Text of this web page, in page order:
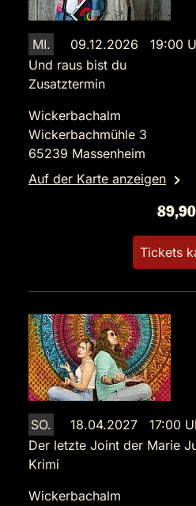
MI.
09.12.2026 19:00
Und raus bist du
Zusatztermin
Wickerbachalm
Wickerbachmühle 3
65239 Massenheim
Auf der Karte anzeigen
Tickets
SO.
18.04.2027 17:00
Der letzte Joint der Marie
Krimi
Wickerbachalm